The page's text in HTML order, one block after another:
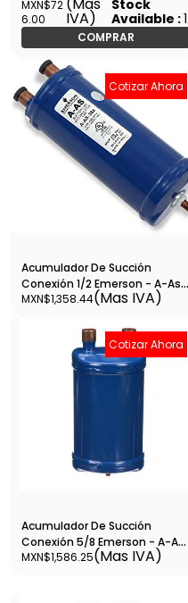
MXN$72
6.00
IVA)
Stock
Available :1
COMPRAR
Cotizar Ahora
Acumulador De Succión
Conexión 1/2 Emerson - A-As-
384
MXN$1,358.44(Mas IVA)
Cotizar Ahora
Acumulador De Succión
Conexión 5/8 Emerson - A-As-
3125
MXN$1,586.25(Mas IVA)